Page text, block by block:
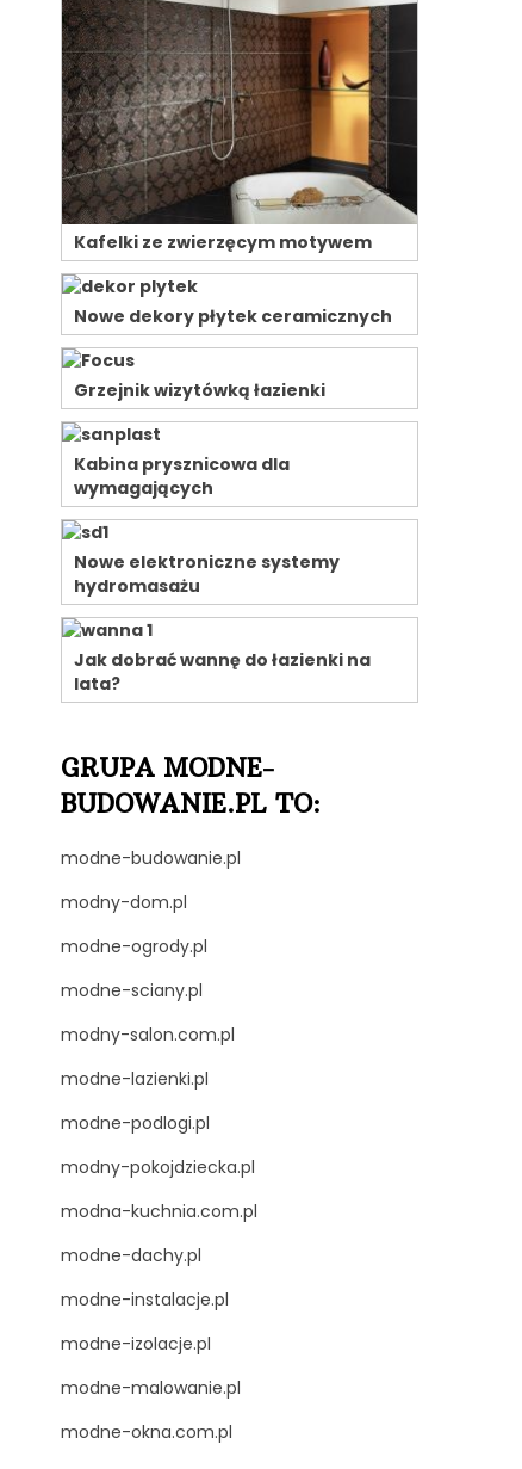
Kafelki ze zwierzęcym motywem
Nowe dekory płytek ceramicznych
Grzejnik wizytówką łazienki
Kabina prysznicowa dla
wymagających
Nowe elektroniczne systemy
hydromasażu
Jak dobrać wannę do łazienki na
lata?
GRUPA MODNE-
BUDOWANIE.PL TO:
modne-budowanie.pl
modny-dom.pl
modne-ogrody.pl
modne-sciany.pl
modny-salon.com.pl
modne-lazienki.pl
modne-podlogi.pl
modny-pokojdziecka.pl
modna-kuchnia.com.pl
modne-dachy.pl
modne-instalacje.pl
modne-izolacje.pl
modne-malowanie.pl
modne-okna.com.pl